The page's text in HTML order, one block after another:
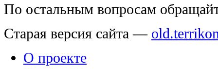
По остальным вопросам
Старая версия сайта —
О проекте